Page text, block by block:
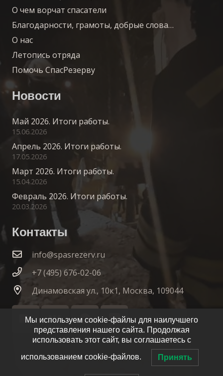
О чем ворчат спасатели
Благодарности, грамоты, добрые слова…
О нас
Летопись отряда
Помочь СпасРезерву
Новости
Май 2026. Итоги работы.
15.06.2026
Апрель 2026. Итоги работы.
17.05.2026
Март 2026. Итоги работы.
15.04.2026
Февраль 2026. Итоги работы.
20.03.2026
Контакты
info@spasrezerv.ru
+7 (495) 676-02-06
Динамовская ул., 10к1, Москва, 109044
Мы используем cookie-файлы для наилучшего
представления нашего сайта. Продолжая
использовать этот сайт, вы соглашаетесь с
использованием cookie-файлов. Принять